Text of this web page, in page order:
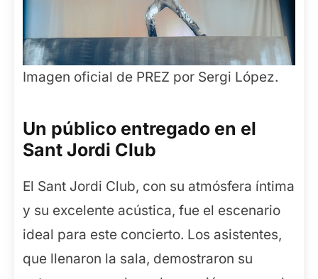
Imagen oficial de PREZ por Sergi López.
Un público entregado en el
Sant Jordi Club
El Sant Jordi Club, con su atmósfera íntima
y su excelente acústica, fue el escenario
ideal para este concierto. Los asistentes,
que llenaron la sala, demostraron su